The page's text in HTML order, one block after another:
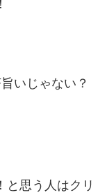
いじゃない？
と思う人はクリ